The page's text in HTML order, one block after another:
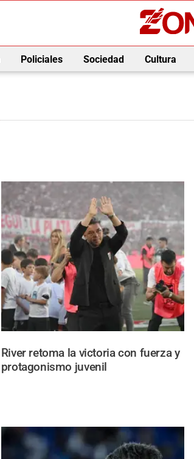
Policiales Sociedad Cultura
River retoma la victoria con fuerza y
protagonismo juvenil